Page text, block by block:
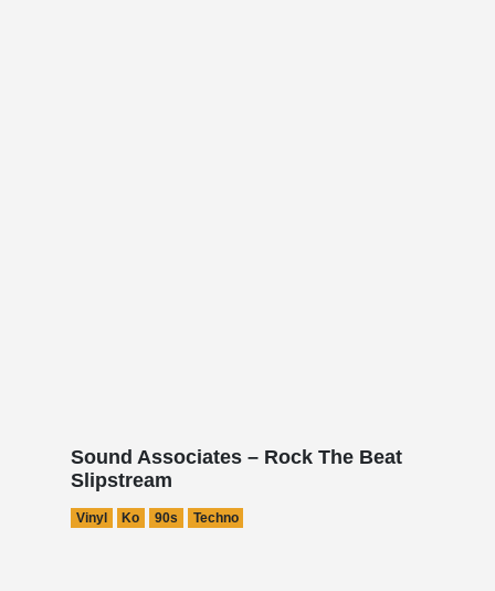
Sound Associates – Rock The Beat
Slipstream
Vinyl Ko 90s Techno